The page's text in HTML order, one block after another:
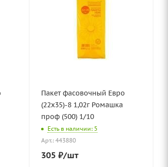
Пакет фасовочный Евро
(22х35)-8 1,02г Ромашка
проф (500) 1/10
Есть в наличии: 5
Арт.: 443880
305 ₽/шт